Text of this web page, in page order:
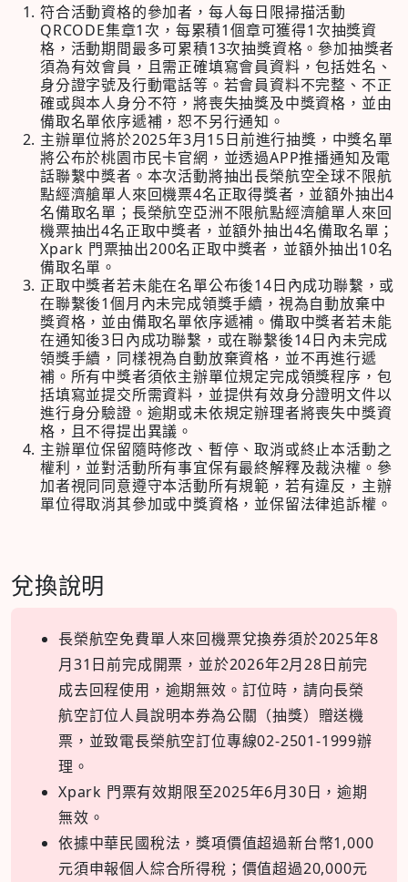
符合活動資格的參加者，每人每日限掃描活動
QRCODE集章1次，每累積1個章可獲得1次抽獎資
格，活動期間最多可累積13次抽獎資格。參加抽獎者
須為有效會員，且需正確填寫會員資料，包括姓名、
身分證字號及行動電話等。若會員資料不完整、不正
確或與本人身分不符，將喪失抽獎及中獎資格，並由
備取名單依序遞補，恕不另行通知。
主辦單位將於2025年3月15日前進行抽獎，中獎名單
將公布於桃園市民卡官網，並透過APP推播通知及電
話聯繫中獎者。本次活動將抽出長榮航空全球不限航
點經濟艙單人來回機票4名正取得獎者，並額外抽出4
名備取名單；長榮航空亞洲不限航點經濟艙單人來回
機票抽出4名正取中獎者，並額外抽出4名備取名單；
Xpark 門票抽出200名正取中獎者，並額外抽出10名
備取名單。
正取中獎者若未能在名單公布後14日內成功聯繫，或
在聯繫後1個月內未完成領獎手續，視為自動放棄中
獎資格，並由備取名單依序遞補。備取中獎者若未能
在通知後3日內成功聯繫，或在聯繫後14日內未完成
領獎手續，同樣視為自動放棄資格，並不再進行遞
補。所有中獎者須依主辦單位規定完成領獎程序，包
括填寫並提交所需資料，並提供有效身分證明文件以
進行身分驗證。逾期或未依規定辦理者將喪失中獎資
格，且不得提出異議。
主辦單位保留隨時修改、暫停、取消或終止本活動之
權利，並對活動所有事宜保有最終解釋及裁決權。參
加者視同同意遵守本活動所有規範，若有違反，主辦
單位得取消其參加或中獎資格，並保留法律追訴權。
兌換說明
長榮航空免費單人來回機票兌換券須於2025年8
月31日前完成開票，並於2026年2月28日前完
成去回程使用，逾期無效。訂位時，請向長榮
航空訂位人員說明本券為公關（抽獎）贈送機
票，並致電長榮航空訂位專線02-2501-1999辦
理。
Xpark 門票有效期限至2025年6月30日，逾期
無效。
依據中華民國稅法，獎項價值超過新台幣1,000
元須申報個人綜合所得稅；價值超過20,000元